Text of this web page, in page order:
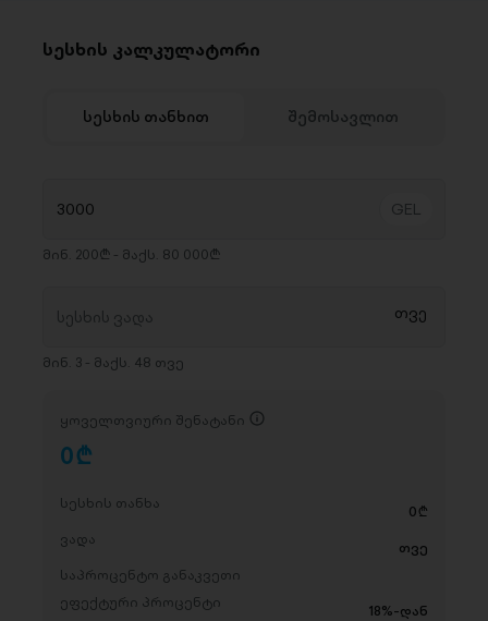
სესხის კალკულატორი
სესხის თანხით შემოსავლით
მინ. 200₾ - მაქს. 80 000₾
მინ. 3 - მაქს. 48 თვე
ყოველთვიური შენატანი
0D
სესხის თანხა 0 D
ვადა
თვე
საპროცენტო განაკვეთი
ეფექტური პროცენტი
18%-დან